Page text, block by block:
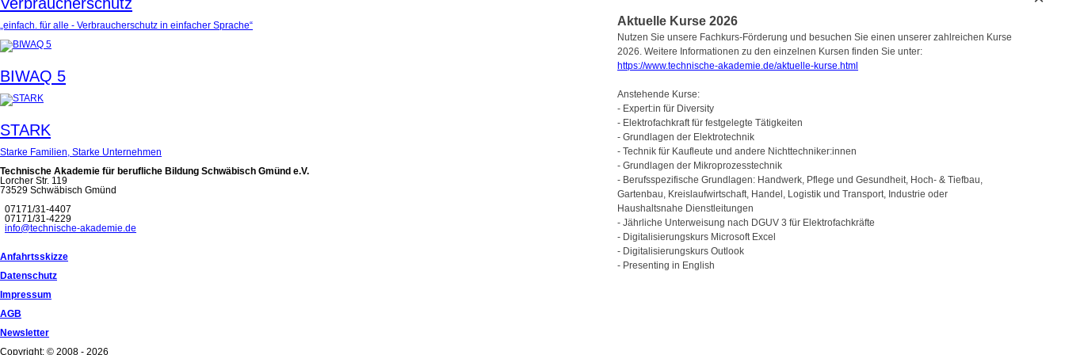
Aktuelle Kurse 2026
Nutzen Sie unsere Fachkurs-Förderung und besuchen Sie einen unserer zahlreichen Kurse
2026. Weitere Informationen zu den einzelnen Kursen finden Sie unter:
https://www.technische-akademie.de/aktuelle-kurse.html
Anstehende Kurse:
- Expert:in für Diversity
- Elektrofachkraft für festgelegte Tätigkeiten
- Grundlagen der Elektrotechnik
- Technik für Kaufleute und andere Nichttechniker:innen
- Grundlagen der Mikroprozesstechnik
- Berufsspezifische Grundlagen: Handwerk, Pflege und Gesundheit, Hoch- & Tiefbau,
Gartenbau, Kreislaufwirtschaft, Handel, Logistik und Transport, Industrie oder
Haushaltsnahe Dienstleitungen
- Jährliche Unterweisung nach DGUV 3 für Elektrofachkräfte
- Digitalisierungskurs Microsoft Excel
- Digitalisierungskurs Outlook
- Presenting in English
„einfach. für alle - Verbraucherschutz in einfacher Sprache“
BIWAQ 5
STARK
Starke Familien, Starke Unternehmen
Technische Akademie für berufliche Bildung Schwäbisch Gmünd e.V.
Lorcher Str. 119
73529 Schwäbisch Gmünd
07171/31-4407
07171/31-4229
info@technische-akademie.de
Anfahrtsskizze
Datenschutz
Impressum
AGB
Newsletter
Copyright: © 2008 - 2026